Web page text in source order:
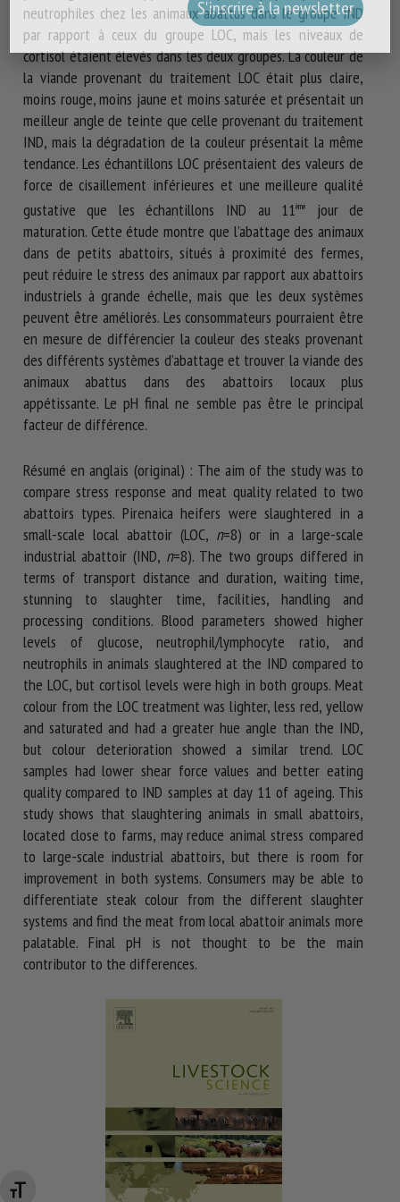
Changer la taille de la police
neutrophiles chez les animaux abattus dans le groupe IND
par rapport à ceux du groupe LOC, mais les niveaux de
cortisol étaient élevés dans les deux groupes. La couleur de
la viande provenant du traitement LOC était plus claire,
moins rouge, moins jaune et moins saturée et présentait un
meilleur angle de teinte que celle provenant du traitement
IND, mais la dégradation de la couleur présentait la même
tendance. Les échantillons LOC présentaient des valeurs de
force de cisaillement inférieures et une meilleure qualité
gustative que les échantillons IND au 11ème
jour de
maturation. Cette étude montre que l’abattage des animaux
dans de petits abattoirs, situés à proximité des fermes,
peut réduire le stress des animaux par rapport aux abattoirs
industriels à grande échelle, mais que les deux systèmes
peuvent être améliorés. Les consommateurs pourraient être
en mesure de différencier la couleur des steaks provenant
des différents systèmes d’abattage et trouver la viande des
animaux abattus dans des abattoirs locaux plus
appétissante. Le pH final ne semble pas être le principal
facteur de différence.
Résumé en anglais (original) : The aim of the study was to
compare stress response and meat quality related to two
abattoirs types. Pirenaica heifers were slaughtered in a
small-scale local abattoir (LOC, n=8) or in a large-scale
industrial abattoir (IND, n=8). The two groups differed in
terms of transport distance and duration, waiting time,
stunning to slaughter time, facilities, handling and
processing conditions. Blood parameters showed higher
levels of glucose, neutrophil/lymphocyte ratio, and
neutrophils in animals slaughtered at the IND compared to
the LOC, but cortisol levels were high in both groups. Meat
colour from the LOC treatment was lighter, less red, yellow
and saturated and had a greater hue angle than the IND,
but colour deterioration showed a similar trend. LOC
samples had lower shear force values and better eating
quality compared to IND samples at day 11 of ageing. This
study shows that slaughtering animals in small abattoirs,
located close to farms, may reduce animal stress compared
to large-scale industrial abattoirs, but there is room for
improvement in both systems. Consumers may be able to
differentiate steak colour from the different slaughter
systems and find the meat from local abattoir animals more
palatable. Final pH is not thought to be the main
contributor to the differences.